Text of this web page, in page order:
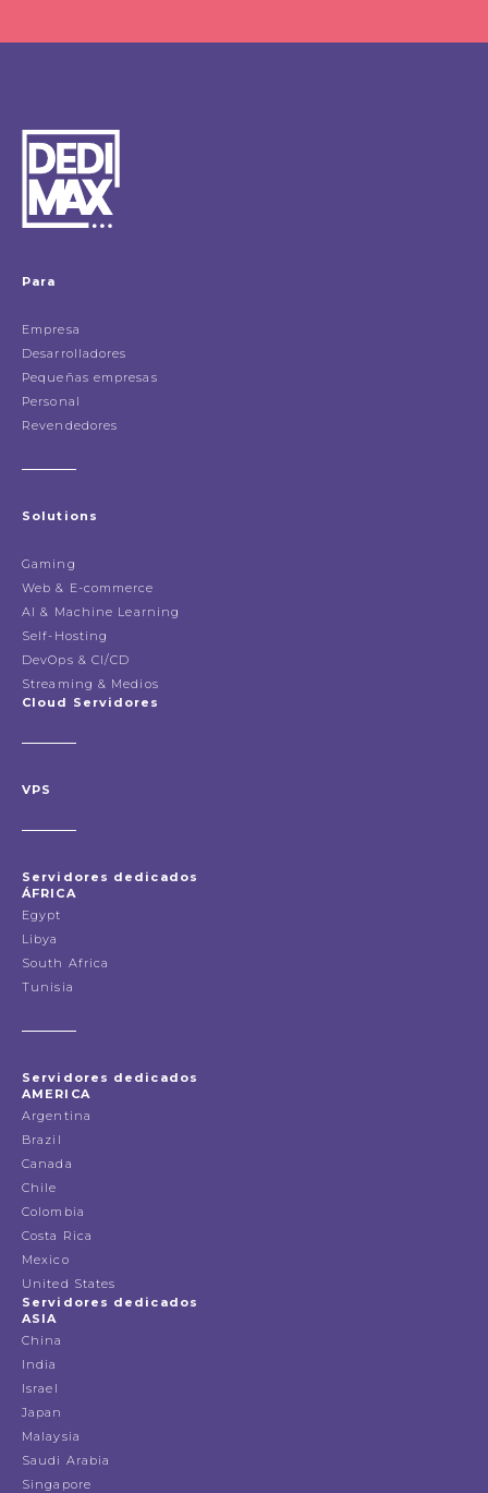
Para
Empresa
Desarrolladores
Pequeñas empresas
Personal
Revendedores
Solutions
Gaming
Web & E-commerce
AI & Machine Learning
Self-Hosting
DevOps & CI/CD
Streaming & Medios
Cloud Servidores
VPS
Servidores dedicados
ÁFRICA
Egypt
Libya
South Africa
Tunisia
Servidores dedicados
AMERICA
Argentina
Brazil
Canada
Chile
Colombia
Costa Rica
Mexico
United States
Servidores dedicados
ASIA
China
India
Israel
Japan
Malaysia
Saudi Arabia
Singapore